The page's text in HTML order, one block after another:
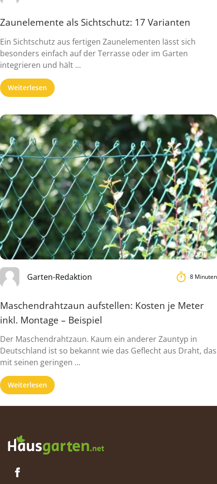
Zaunelemente als Sichtschutz: 17 Varianten
Ein Sichtschutz aus fertigen Zaunelementen lässt sich
besonders einfach auf der Terrasse oder im Garten
integrieren und hält ...
Weiterlesen
Garten-Redaktion 8 Minuten
Maschendrahtzaun aufstellen: Kosten je Meter
inkl. Montage – Beispiel
Der Maschendrahtzaun. Kaum ein anderer Zauntyp in
Deutschland ist so bekannt wie das Geflecht aus Draht, das
mit seinen geringen ...
Weiterlesen